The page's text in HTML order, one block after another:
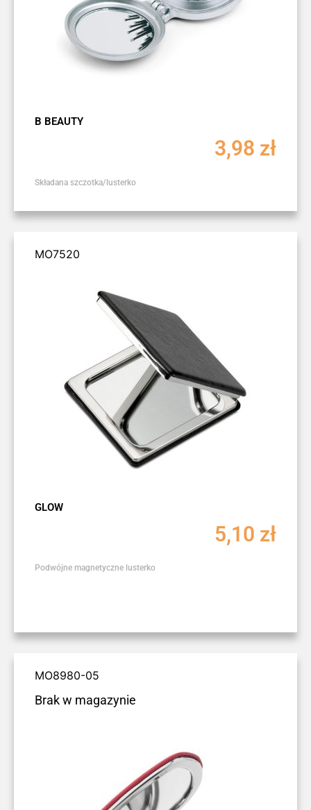
B BEAUTY
3,98 zł
Składana szczotka/lusterko
MO7520
GLOW
5,10 zł
Podwójne magnetyczne lusterko
MO8980-05
Brak w magazynie